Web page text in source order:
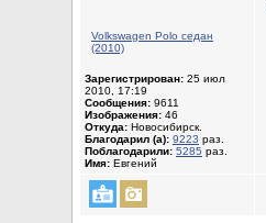
Volkswagen Polo седан
(2010)
Зарегистрирован: 25 июл
2010, 17:19
Сообщения: 9611
Изображения: 46
Откуда: Новосибирск.
Благодарил (а): 9223 раз.
Поблагодарили: 5285 раз.
Имя: Евгений